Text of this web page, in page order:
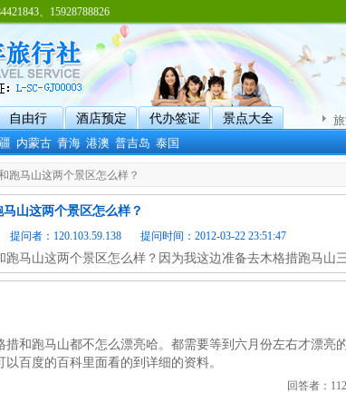
、15928788826
自由行 酒店预定 代办签证
景点大全
内蒙古 青海 港澳 普吉岛 泰国
跑马山这两个景区怎么样？
山这两个景区怎么样？
提问者：120.103.59.138 提问时间：2012-03-22 23:51:47
跑马山这两个景区怎么样？因为我这边准备去木格措跑马山
措和跑马山都不怎么漂亮哈。都需要等到六月份左右才漂亮的
以百度的百科里面看的到详细的资料。
回答者：